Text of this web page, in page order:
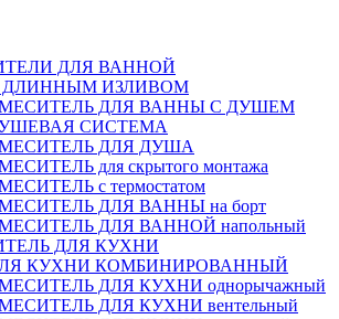
ДЛЯ ВАННОЙ
ДЛИННЫМ ИЗЛИВОМ
ДЛЯ ВАННЫ С ДУШЕМ
СИСТЕМА
ДЛЯ ДУША
для скрытого монтажа
с термостатом
ДЛЯ ВАННЫ на борт
ДЛЯ ВАННОЙ напольный
ДЛЯ КУХНИ
КУХНИ КОМБИНИРОВАННЫЙ
ДЛЯ КУХНИ однорычажный
ДЛЯ КУХНИ вентельный